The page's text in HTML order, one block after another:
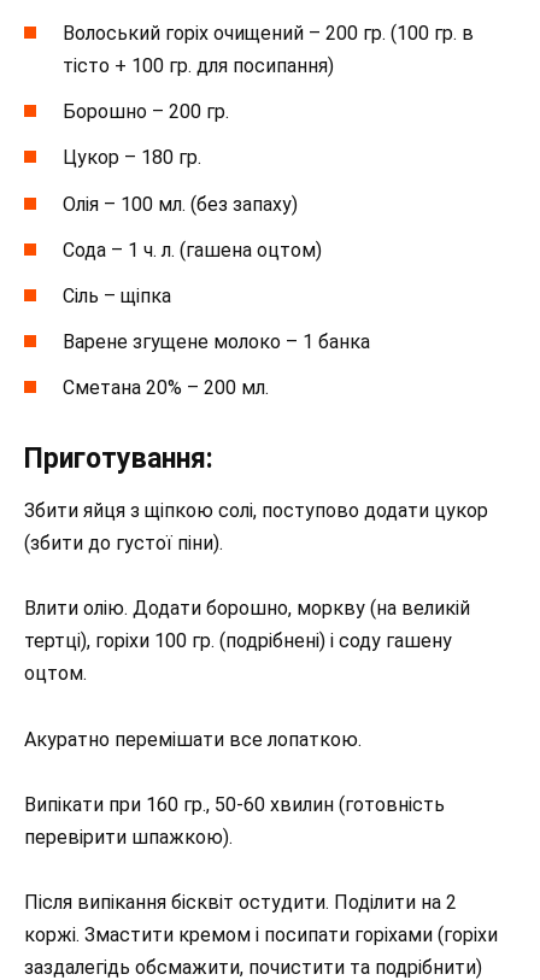
Волоський горіх очищений – 200 гр. (100 гр. в
тісто + 100 гр. для посипання)
Борошно – 200 гр.
Цукор – 180 гр.
Олія – 100 мл. (без запаху)
Сода – 1 ч. л. (гашена оцтом)
Сіль – щіпка
Варене згущене молоко – 1 банка
Сметана 20% – 200 мл.
Приготування:
Збити яйця з щіпкою солі, поступово додати цукор
(збити до густої піни).
Влити олію. Додати борошно, моркву (на великій
тертці), горіхи 100 гр. (подрібнені) і соду гашену
оцтом.
Акуратно перемішати все лопаткою.
Випікати при 160 гр., 50-60 хвилин (готовність
перевірити шпажкою).
Після випікання бісквіт остудити. Поділити на 2
коржі. Змастити кремом і посипати горіхами (горіхи
заздалегідь обсмажити, почистити та подрібнити)